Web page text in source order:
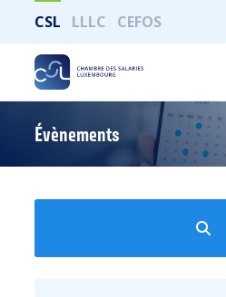
CSL LLLC CEFOS
Évènements